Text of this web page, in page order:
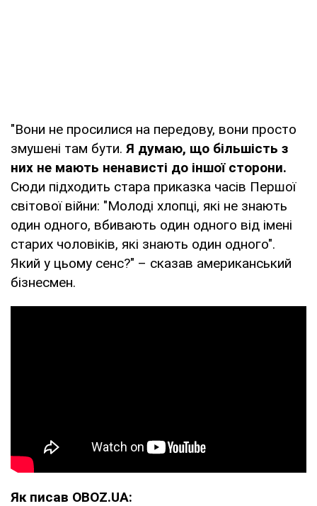
"Вони не просилися на передову, вони просто
змушені там бути. Я думаю, що більшість з
них не мають ненависті до іншої сторони.
Сюди підходить стара приказка часів Першої
світової війни: "Молоді хлопці, які не знають
один одного, вбивають один одного від імені
старих чоловіків, які знають один одного".
Який у цьому сенс?" – сказав американський
бізнесмен.
Як писав OBOZ.UA: